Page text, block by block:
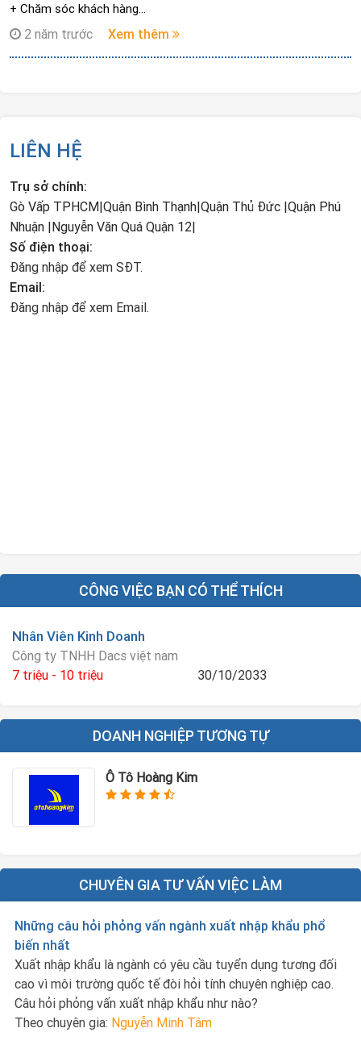
+ Chăm sóc khách hàng
+ Nhân viên bán hàng
4 triệu - 8,5 triệu/ tháng + thưởng
( Theo năng lực )
Chú ý:
TUYỂN DỤNG TRỰC TIẾP KHÔNG QUA BẤT KÌ HÌNH THỨC NÀO
KHÁC.
2 năm trước Xem thêm
LIÊN HỆ
Trụ sở chính:
Gò Vấp TPHCM|Quận Bình Thạnh|Quận Thủ Đức |Quận Phú
Nhuận |Nguyễn Văn Quá Quận 12|
Số điện thoại:
Đăng nhập để xem SĐT.
Email:
Đăng nhập để xem Email.
CÔNG VIỆC BẠN CÓ THỂ THÍCH
Nhân Viên Kinh Doanh
Công ty TNHH Dacs việt nam
7 triệu - 10 triệu
30/10/2033
DOANH NGHIỆP TƯƠNG TỰ
Ô Tô Hoàng Kim
CHUYÊN GIA TƯ VẤN VIỆC LÀM
Những câu hỏi phỏng vấn ngành xuất nhập khẩu phổ
biến nhất
Xuất nhập khẩu là ngành có yêu cầu tuyển dụng tương đối
cao vì môi trường quốc tế đòi hỏi tính chuyên nghiệp cao.
Câu hỏi phỏng vấn xuất nhập khẩu như nào?
Theo chuyên gia: Nguyễn Minh Tâm